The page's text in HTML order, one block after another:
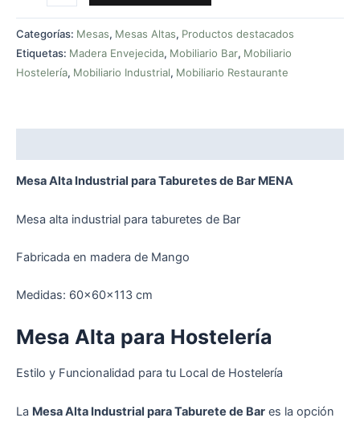
Categorías: Mesas, Mesas Altas, Productos destacados
Etiquetas: Madera Envejecida, Mobiliario Bar, Mobiliario
Hostelería, Mobiliario Industrial, Mobiliario Restaurante
Mesa Alta Industrial para Taburetes de Bar MENA
Mesa alta industrial para taburetes de Bar
Fabricada en madera de Mango
Medidas: 60x60x113 cm
Mesa Alta para Hostelería
Estilo y Funcionalidad para tu Local de Hostelería
La Mesa Alta Industrial para Taburete de Bar es la opción